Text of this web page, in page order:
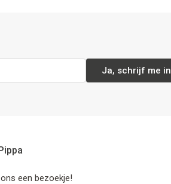
Ja, schrijf me in
een bezoekje!